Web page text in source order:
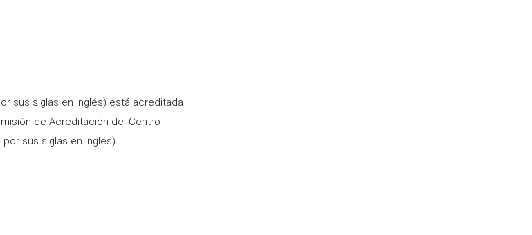
sus siglas en inglés) está acreditada
de Acreditación del Centro
sus siglas en inglés).